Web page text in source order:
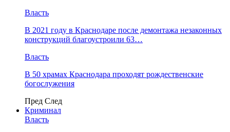
Власть
В 2021 году в Краснодаре после демонтажа незаконных
конструкций благоустроили 63…
Власть
В 50 храмах Краснодара проходят рождественские
богослужения
Пред След
Криминал
Власть